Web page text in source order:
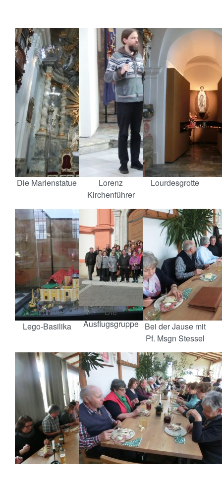
Die Marienstatue
Lorenz
Kirchenführer
Lourdesgrotte
Lego-Basilika
Die
Ausflugsgruppe Bei der Jause mit
Pf. Msgn Stessel